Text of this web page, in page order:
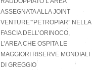
ASSEGNATA ALLA JOINT
VENTURE “PETROPIAR” NELLA
FASCIA DELL’ORINOCO,
L’AREA CHE OSPITA LE
MAGGIORI RISERVE MONDIALI
DI GREGGIO